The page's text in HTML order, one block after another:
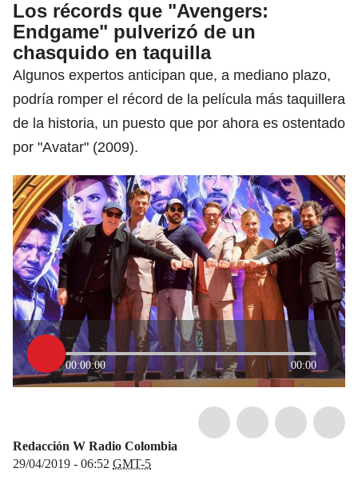
Los récords que "Avengers:
Endgame" pulverizó de un
chasquido en taquilla
Algunos expertos anticipan que, a mediano plazo,
podría romper el récord de la película más taquillera
de la historia, un puesto que por ahora es ostentado
por "Avatar" (2009).
00:00:00 00:00
Redacción W Radio Colombia
29/04/2019 - 06:52 GMT-5